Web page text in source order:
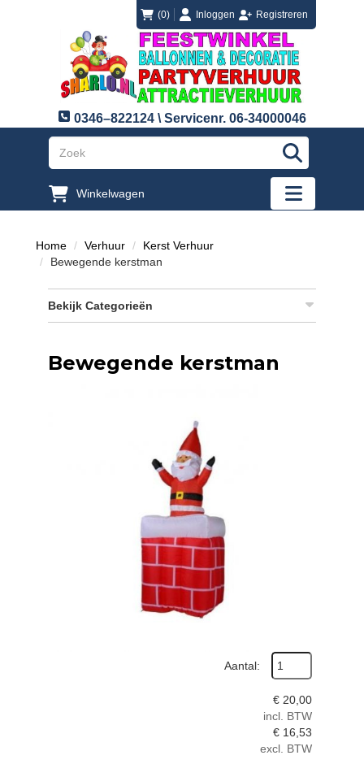
(0) loginInloggen
registreren Registreren
0346–822124 \ Servicenr. 06-34000046
"Zoeken
Winkelwagen
"Toggle
Home Verhuur
Kerst Verhuur
Bewegende kerstman
Bekijk Categorieën
Bewegende kerstman
Aantal:
€ 20,00
incl. BTW
€ 16,53
excl. BTW